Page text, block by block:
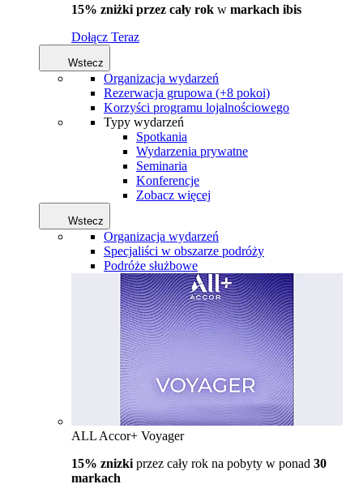
15% zniżki przez cały rok w markach ibis
Dołącz Teraz
Wstecz
Organizacja wydarzeń
Rezerwacja grupowa (+8 pokoi)
Korzyści programu lojalnościowego
Typy wydarzeń
Spotkania
Wydarzenia prywatne
Seminaria
Konferencje
Zobacz więcej
Wstecz
Organizacja wydarzeń
Specjaliści w obszarze podróży
Podróże służbowe
ALL Accor+ Voyager
15% znizki przez cały rok na pobyty w ponad 30
markach